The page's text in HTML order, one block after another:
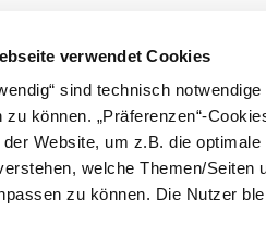
verwendet Cookies
sind technisch
zu können. „Präferenzen“-
der Website, um z.B. die
welche Themen/Seiten
zu können. Die Nutzer
Daten werden nicht an Dritte
gespeichert und anschließend gelöscht.